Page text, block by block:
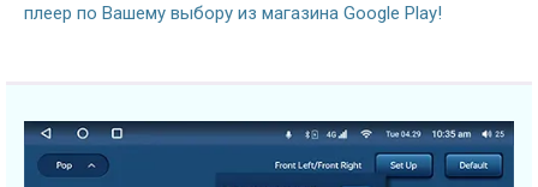
плеер по Вашему выбору из магазина Google Play!